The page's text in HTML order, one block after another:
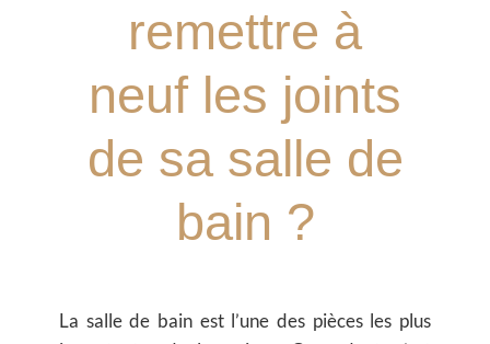
remettre à
neuf les joints
de sa salle de
bain ?
La salle de bain est l’une des pièces les plus